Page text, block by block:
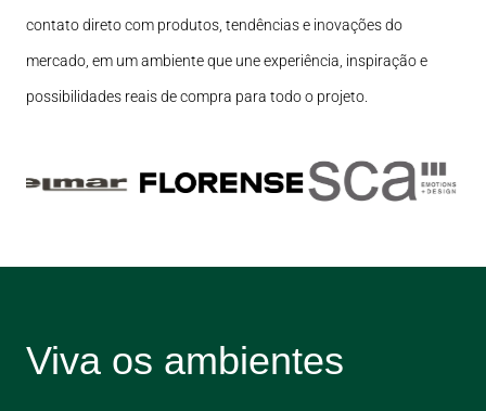
contato direto com produtos, tendências e inovações do
mercado, em um ambiente que une experiência, inspiração e
possibilidades reais de compra para todo o projeto.
Viva os ambientes